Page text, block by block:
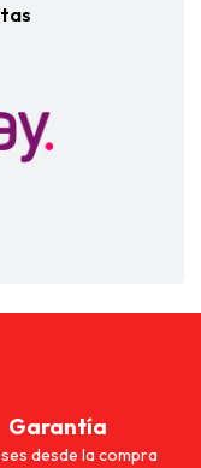
Garantía
desde la compra